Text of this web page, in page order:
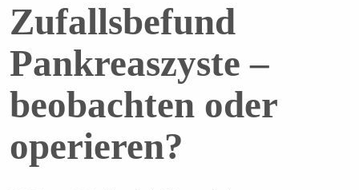
Zufallsbefund
Pankreaszyste –
beobachten oder
operieren?